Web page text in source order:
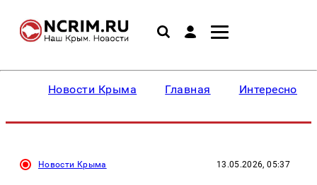
Новости Крыма Главная Интересное
Новости Крыма 13.05.2026, 05:37